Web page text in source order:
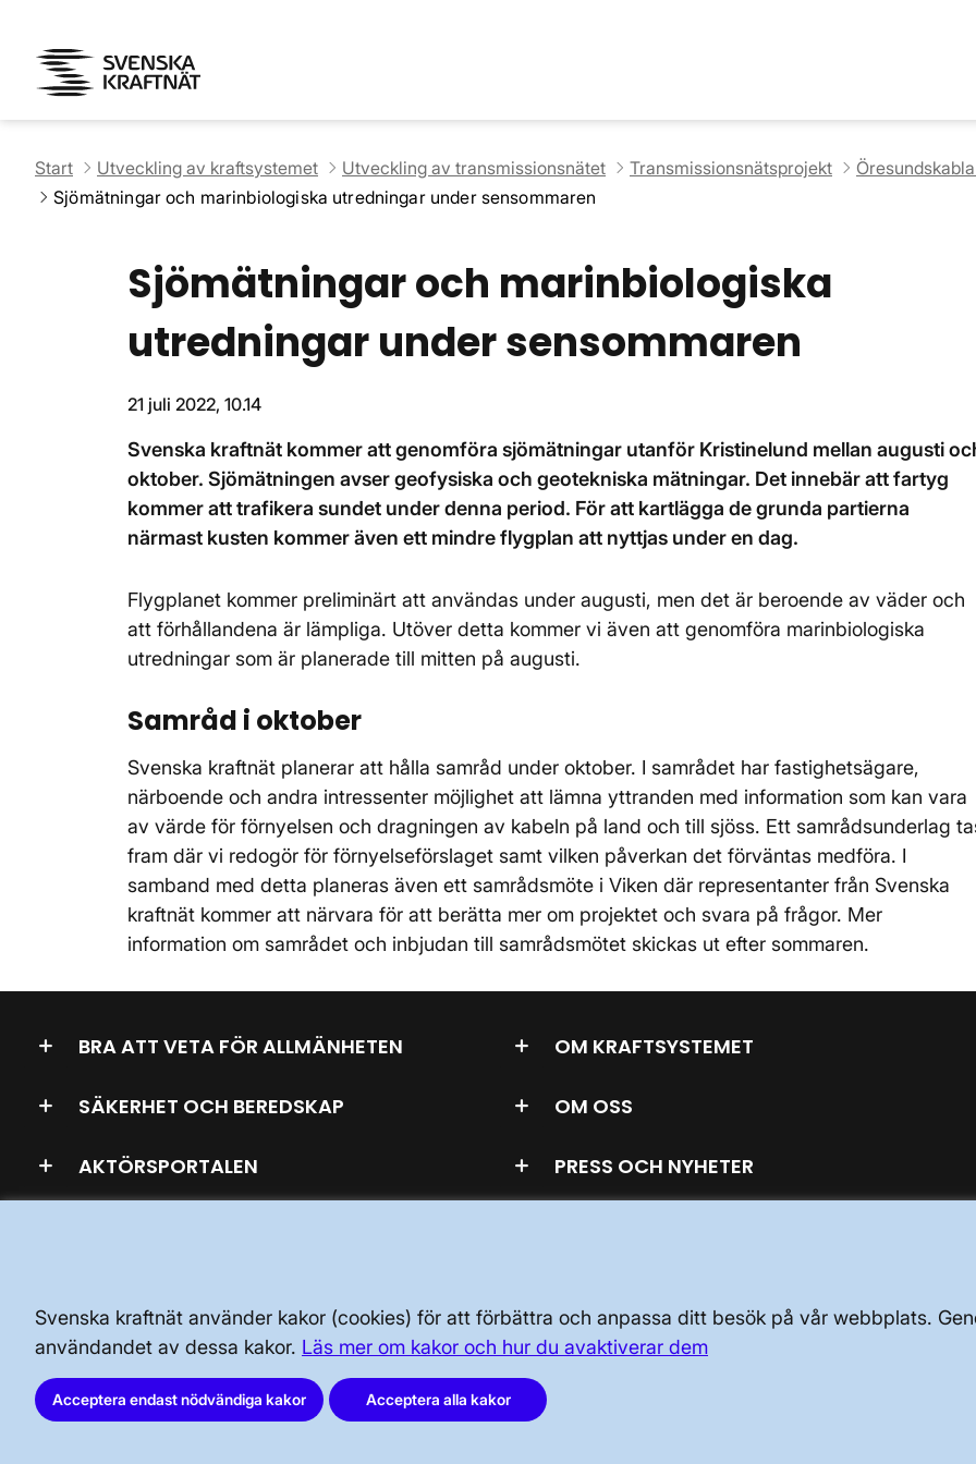
Svenska kraftnät använder kakor (cookies) för att förbättra och anpassa ditt besök på vår webbplats.
användandet av dessa kakor. Läs mer om kakor och hur du avaktiverar dem
Acceptera endast nödvändiga kakor Acceptera alla kakor
Start Utveckling av kraftsystemet Utveckling av transmissionsnätet Transmissionsnätsprojekt
Sjömätningar och marinbiologiska utredningar under sensommaren
Sjömätningar och marinbiologiska
utredningar under sensommaren
21 juli 2022, 10.14
Svenska kraftnät kommer att genomföra sjömätningar utanför Kristinelund mellan augusti
oktober. Sjömätningen avser geofysiska och geotekniska mätningar. Det innebär att fartyg
kommer att trafikera sundet under denna period. För att kartlägga de grunda partierna
närmast kusten kommer även ett mindre flygplan att nyttjas under en dag.
Flygplanet kommer preliminärt att användas under augusti, men det är beroende av väder och
att förhållandena är lämpliga. Utöver detta kommer vi även att genomföra marinbiologiska
utredningar som är planerade till mitten på augusti.
Samråd i oktober
Svenska kraftnät planerar att hålla samråd under oktober. I samrådet har fastighetsägare,
närboende och andra intressenter möjlighet att lämna yttranden med information som kan vara
av värde för förnyelsen och dragningen av kabeln på land och till sjöss. Ett samrådsunderlag
fram där vi redogör för förnyelseförslaget samt vilken påverkan det förväntas medföra. I
samband med detta planeras även ett samrådsmöte i Viken där representanter från Svenska
kraftnät kommer att närvara för att berätta mer om projektet och svara på frågor. Mer
information om samrådet och inbjudan till samrådsmötet skickas ut efter sommaren.
BRA ATT VETA FÖR ALLMÄNHETEN OM KRAFTSYSTEMET
SÄKERHET OCH BEREDSKAP OM OSS
AKTÖRSPORTALEN PRESS OCH NYHETER
Svenska kraftnät, Box 1200, 172 24
Sundbyberg
LinkedIn